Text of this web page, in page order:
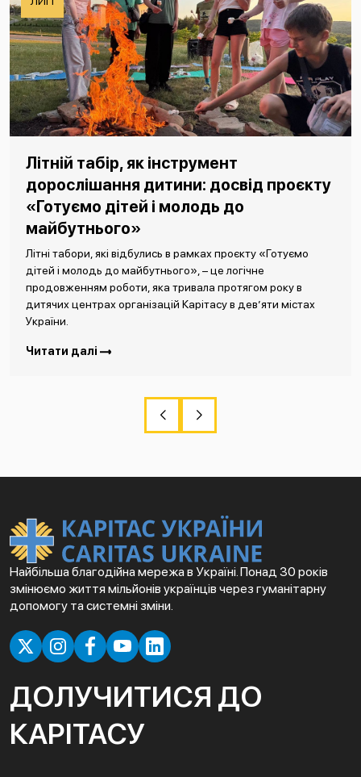
Літній табір, як інструмент
дорослішання дитини: досвід проєкту
«Готуємо дітей і молодь до
майбутнього»
Літні табори, які відбулись в рамках проєкту «Готуємо
дітей і молодь до майбутнього», – це логічне
продовженням роботи, яка тривала протягом року в
дитячих центрах організацій Карітасу в дев’яти містах
України.
Читати далі
Найбільша благодійна мережа в Україні. Понад 30 років
змінюємо життя мільйонів українців через гуманітарну
допомогу та системні зміни.
ДОЛУЧИТИСЯ ДО
КАРІТАСУ